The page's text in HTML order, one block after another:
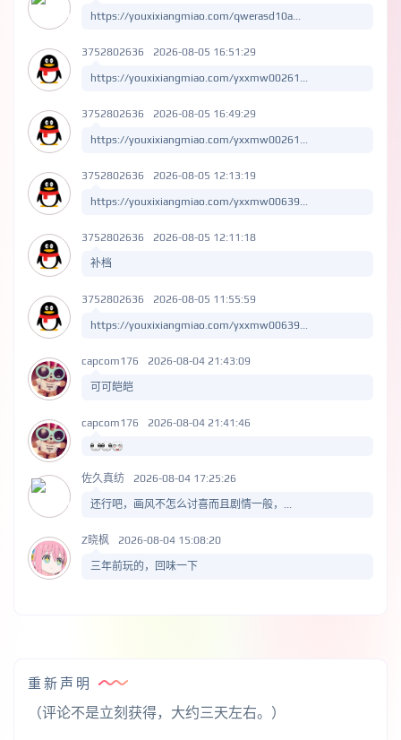
https://youxixiangmiao.com/qwerasd10a...
3752802636 2026-08-05 16:51:29
https://youxixiangmiao.com/yxxmw00261...
3752802636 2026-08-05 16:49:29
https://youxixiangmiao.com/yxxmw00261...
3752802636 2026-08-05 12:13:19
https://youxixiangmiao.com/yxxmw00639...
3752802636 2026-08-05 12:11:18
补档
3752802636 2026-08-05 11:55:59
https://youxixiangmiao.com/yxxmw00639...
capcom176 2026-08-04 21:43:09
可可皑皑
capcom176 2026-08-04 21:41:46
佐久真纺 2026-08-04 17:25:26
还行吧，画风不怎么讨喜而且剧情一般，...
Z晓枫 2026-08-04 15:08:20
三年前玩的，回味一下
重新声明
（评论不是立刻获得，大约三天左右。）